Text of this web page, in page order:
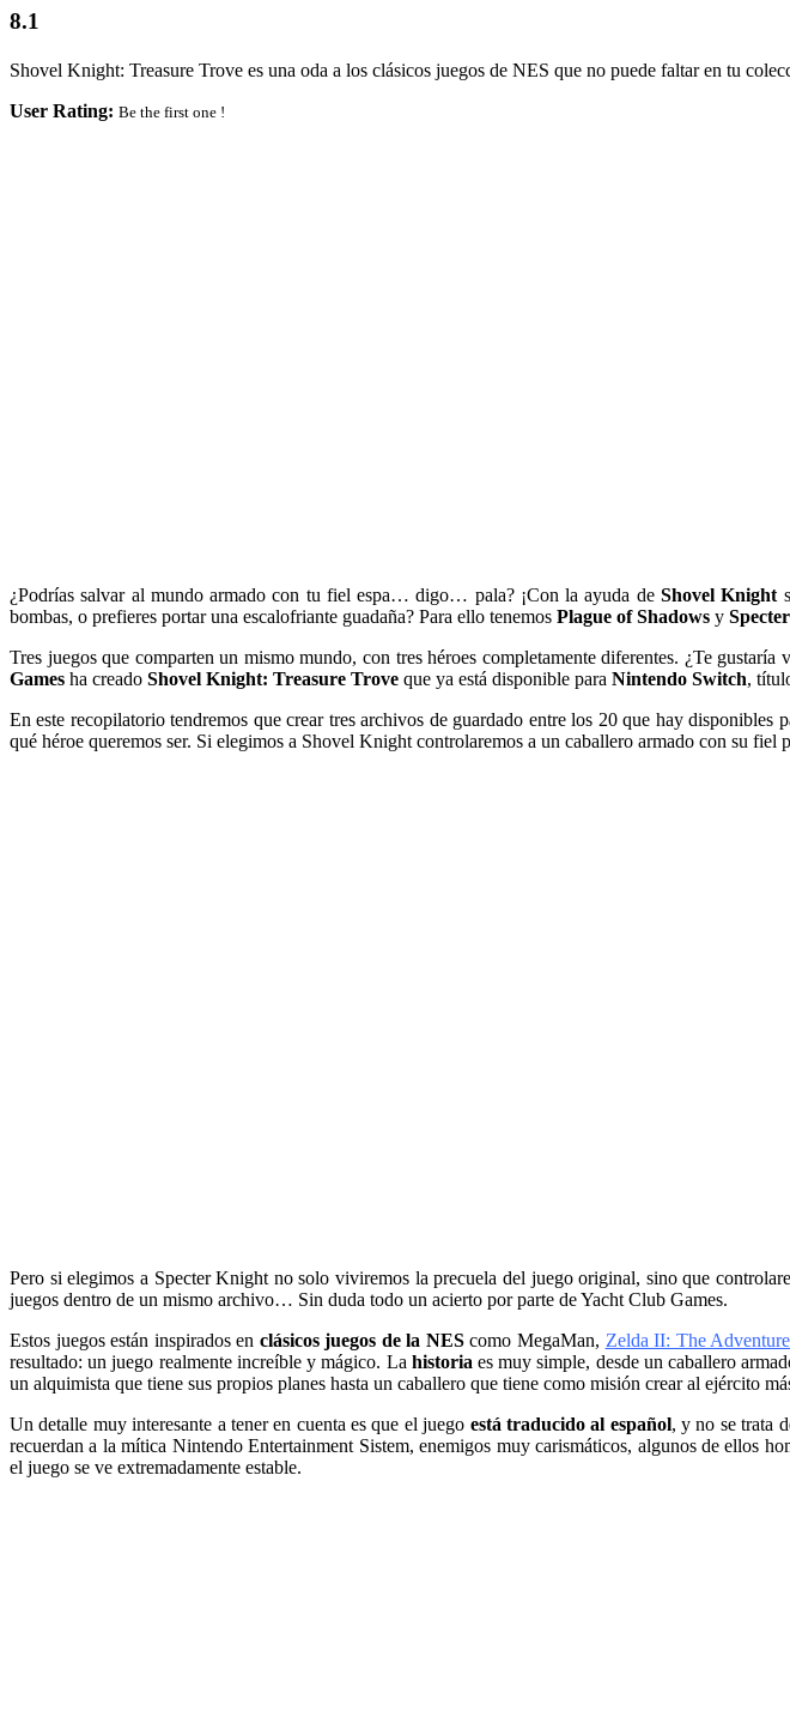
8.1
Shovel Knight: Treasure Trove es una oda a los clásicos juegos de NES que no puede faltar en tu
User Rating: Be the first one !
¿Podrías salvar al mundo armado con tu fiel espa… digo… pala? ¡Con la ayuda de Shovel Knight
bombas, o prefieres portar una escalofriante guadaña? Para ello tenemos Plague of Shadows y
Tres juegos que comparten un mismo mundo, con tres héroes completamente diferentes. ¿Te
Games ha creado Shovel Knight: Treasure Trove que ya está disponible para Nintendo Switch,
En este recopilatorio tendremos que crear tres archivos de guardado entre los 20 que hay
qué héroe queremos ser. Si elegimos a Shovel Knight controlaremos a un caballero armado con su
Pero si elegimos a Specter Knight no solo viviremos la precuela del juego original, sino que
juegos dentro de un mismo archivo… Sin duda todo un acierto por parte de Yacht Club Games.
Estos juegos están inspirados en clásicos juegos de la NEScomo MegaMan, Zelda II: The
resultado: un juego realmente increíble y mágico. La historia es muy simple, desde un caballero
un alquimista que tiene sus propios planes hasta un caballero que tiene como misión crear al ejército
Un detalle muy interesante a tener en cuenta es que el juego está traducido al español, y no se trata
recuerdan a la mítica Nintendo Entertainment Sistem, enemigos muy carismáticos, algunos de ellos
el juego se ve extremadamente estable.